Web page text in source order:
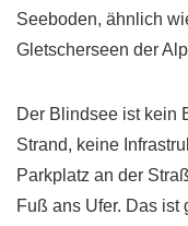
Seeboden, ähnlich
Gletscherseen der
Der Blindsee ist kein
Strand, keine
Parkplatz an der
Fuß ans Ufer. Das ist